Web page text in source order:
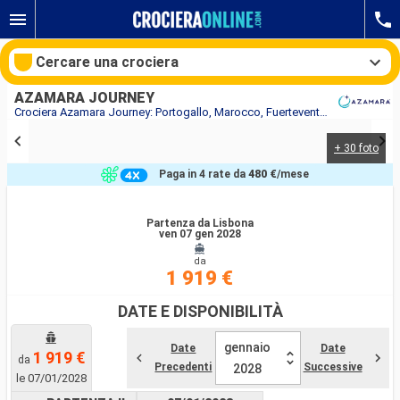
Crociera Azamara Journey: Portogallo, Marocco, Fuerteventura, Tenerife, Spagna in partenza da Lisbona
AZAMARA JOURNEY
+ 30 foto
Partenza da Lisbona
ven 07 gen 2028
da
1 919 €
Paga in 4 rate da480 €/mese
DATE E DISPONIBILITÀ
da 1 919 €
le 07/01/2028
Date
Precedenti
gennaio
2028
Date
Successive
Cercare una crociera
Le nostre destinazioni
Compagnie
Ricerca